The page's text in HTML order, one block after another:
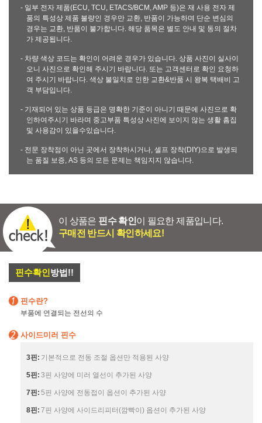
- 일부 전자 제품(ECU, TCU, ETACS/BCM, AMP 등)은 재 사용 전자 제
품의 특성상 제품 불량인 경우만 교환, 반품이 가능하며 단순 변심의
경우는 교환, 반품이 불가합니다. 해당 품목은 별도 안내 및 동의 절차
가 제공됩니다.
- 차량 색상 코드는 확인이 어려운 경우가 있습니다. 상품 사진이 실사이
오니 사진으로 확인해 주시기 바랍니다. 또는 고객센터로 확인 요청하
여 주시기 바랍니다. 색상 불일치로 인한 교환&반품 시 왕복 택배비 고
객 부담입니다.
- 기재되어 있는 상품 등급은 명확한 기준이 아니기 때문에 사진으로 확
인하여주시기 바라며 중고부품 특성상 사진에 보이지 않는 생활 흠집
및 사용감이 있을수있습니다.
- 전문 장착점이 아닌 곳에서 장착하시거나, 셀프 장착(DIY)으로 발생되
는 품질 보증, AS 등의 모든 문제는 책임지지 않습니다.
이 상품은 핀수 확인이 필요한 제품입니다.
구매전 반드시 확인하세요!
핀수확인방법!!
핀수란?
부품에 연결되는 전선의 수
사이드미러 핀수
3핀: 기본적으로 전동 조절 옵션만 적용된 사양
5핀: 3핀 사양에 미러 열선이 추가된 사양
7핀: 5핀 사양에 전동접이 옵션이 추가된 사양
8핀: 7핀 사양에 사이드리피터(깜빡이) 옵션이 추가된 사양